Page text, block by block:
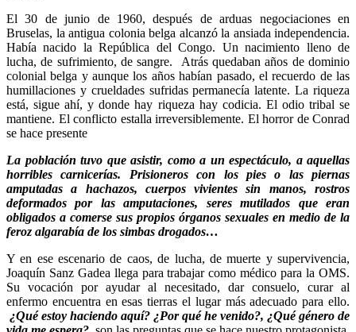
El 30 de junio de 1960, después de arduas negociaciones en
Bruselas, la antigua colonia belga alcanzó la ansiada independencia.
Había nacido la República del Congo. Un nacimiento lleno de
lucha, de sufrimiento, de sangre. Atrás quedaban años de dominio
colonial belga y aunque los años habían pasado, el recuerdo de las
humillaciones y crueldades sufridas permanecía latente. La riqueza
está, sigue ahí, y donde hay riqueza hay codicia. El odio tribal se
mantiene. El conflicto estalla irreversiblemente. El horror de Conrad
se hace presente
La población tuvo que asistir, como a un espectáculo, a aquellas
horribles carnicerías. Prisioneros con los pies o las piernas
amputadas a hachazos, cuerpos vivientes sin manos, rostros
deformados por las amputaciones, seres mutilados que eran
obligados a comerse sus propios órganos sexuales en medio de la
feroz algarabía de los simbas drogados…
Y en ese escenario de caos, de lucha, de muerte y supervivencia,
Joaquín Sanz Gadea llega para trabajar como médico para la OMS.
Su vocación por ayudar al necesitado, dar consuelo, curar al
enfermo encuentra en esas tierras el lugar más adecuado para ello.
¿Qué estoy haciendo aquí? ¿Por qué he venido?, ¿Qué género de